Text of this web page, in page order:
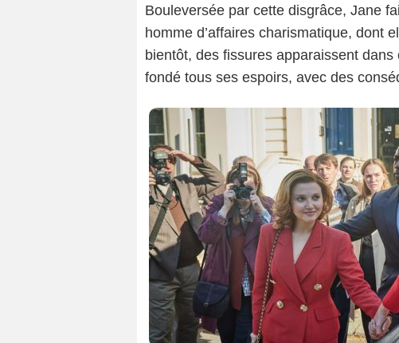
Bouleversée par cette disgrâce, Jane
homme d’affaires charismatique, dont
bientôt, des fissures apparaissent
fondé tous ses espoirs, avec des